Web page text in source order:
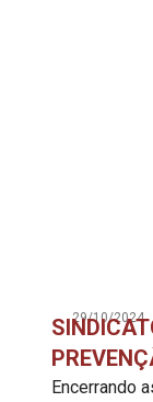
29/10/2024
Encerrando